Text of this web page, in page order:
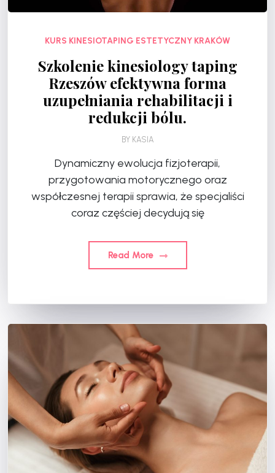
KURS KINESIOTAPING ESTETYCZNY KRAKÓW
Szkolenie kinesiology taping
Rzeszów efektywna forma
uzupełniania rehabilitacji i
redukcji bólu.
BY KASIA
Dynamiczny ewolucja fizjoterapii,
przygotowania motorycznego oraz
współczesnej terapii sprawia, że specjaliści
coraz częściej decydują się
Read More